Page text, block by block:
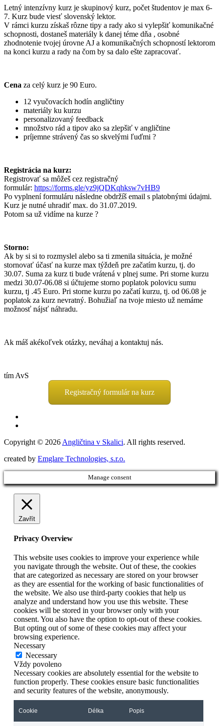
Letný intenzívny kurz je skupinový kurz, počet študentov je max 6-
7. Kurz bude viesť slovenský lektor.
V rámci kurzu získaš rôzne tipy a rady ako si vylepšiť komunikačné
schopnosti, dostaneš materiály k danej téme dňa , osobné
zhodnotenie tvojej úrovne AJ a komunikačných schopností lektorom
na konci kurzu a rady na čom by sa dalo ešte zapracovať.
Cena za celý kurz je 90 Euro.
12 vyučovacích hodín angličtiny
materiály ku kurzu
personalizovaný feedback
množstvo rád a tipov ako sa zlepšiť v angličtine
príjemne strávený čas so skvelými ľuďmi ?
Registrácia na kurz:
Registrovať sa môžeš cez registračný
formulár: https://forms.gle/yz9jQDKqhksw7vHB9
Po vyplnení formuláru následne obdržíš email s platobnými údajmi.
Kurz je nutné uhradiť max. do 31.07.2019.
Potom sa už vidíme na kurze ?
Storno:
Ak by si si to rozmyslel alebo sa ti zmenila situácia, je možné
stornovať účasť na kurze max týždeň pre začatím kurzu, tj. do
30.07. Suma za kurz ti bude vrátená v plnej sume. Pri storne kurzu
medzi 30.07-06.08 si účtujeme storno poplatok polovicu sumu
kurzu, tj .45 Euro. Pri storne kurzu po začatí kurzu, tj. od 06.08 je
poplatok za kurz nevratný. Bohužiaľ na tvoje miesto už nemáme
možnosť nájsť náhradu.
Ak máš akékoľvek otázky, neváhaj a kontaktuj nás.
tím AvS
Registračný formulár na kurz
Copyright © 2026 Angličtina v Skalici. All rights reserved.
created by Emglare Technologies, s.r.o.
Manage consent
Zavřít
Privacy Overview
This website uses cookies to improve your experience while
you navigate through the website. Out of these, the cookies
that are categorized as necessary are stored on your browser
as they are essential for the working of basic functionalities of
the website. We also use third-party cookies that help us
analyze and understand how you use this website. These
cookies will be stored in your browser only with your
consent. You also have the option to opt-out of these cookies.
But opting out of some of these cookies may affect your
browsing experience.
Necessary
Necessary
Vždy povoleno
Necessary cookies are absolutely essential for the website to
function properly. These cookies ensure basic functionalities
and security features of the website, anonymously.
Cookie Délka Popis